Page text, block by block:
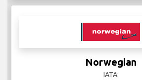
Norwegian
IATA: